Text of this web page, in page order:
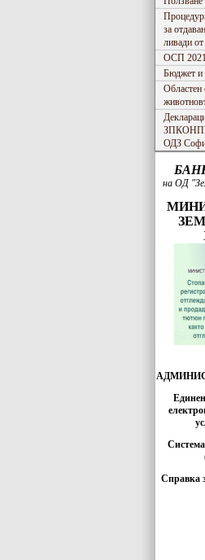
за
ливади
ОСП
Бюджет и
Областен
ЗПКОНПИ
ОДЗ
на ОД
Справка